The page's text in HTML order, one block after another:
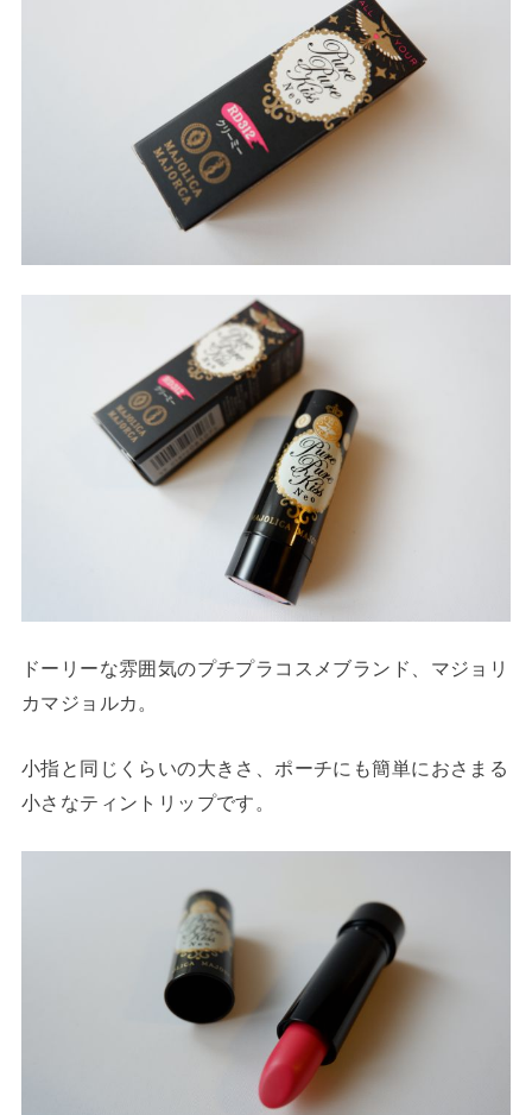
ドーリーな雰囲気のプチプラコスメブランド、マジョリ
カマジョルカ。
小指と同じくらいの大きさ、ポーチにも簡単におさまる
小さなティントリップです。